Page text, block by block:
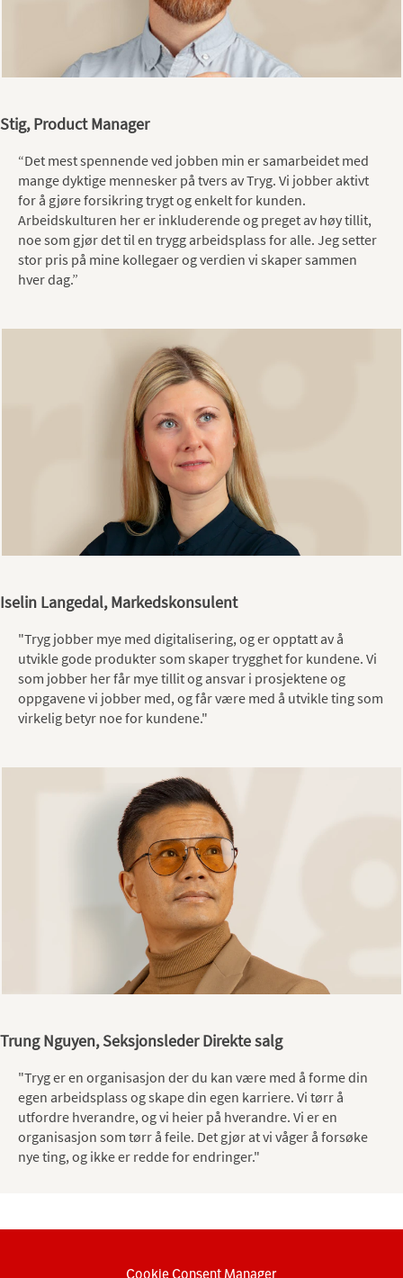
Stig, Product Manager
“Det mest spennende ved jobben min er samarbeidet med
mange dyktige mennesker på tvers av Tryg. Vi jobber aktivt
for å gjøre forsikring trygt og enkelt for kunden.
Arbeidskulturen her er inkluderende og preget av høy tillit,
noe som gjør det til en trygg arbeidsplass for alle. Jeg setter
stor pris på mine kollegaer og verdien vi skaper sammen
hver dag.”
Iselin Langedal, Markedskonsulent
"Tryg jobber mye med digitalisering, og er opptatt av å
utvikle gode produkter som skaper trygghet for kundene. Vi
som jobber her får mye tillit og ansvar i prosjektene og
oppgavene vi jobber med, og får være med å utvikle ting som
virkelig betyr noe for kundene."
Trung Nguyen, Seksjonsleder Direkte salg
"Tryg er en organisasjon der du kan være med å forme din
egen arbeidsplass og skape din egen karriere. Vi tørr å
utfordre hverandre, og vi heier på hverandre. Vi er en
organisasjon som tørr å feile. Det gjør at vi våger å forsøke
nye ting, og ikke er redde for endringer.​"